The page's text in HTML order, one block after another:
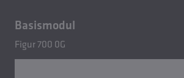
Basismodul
Figur 700 0G